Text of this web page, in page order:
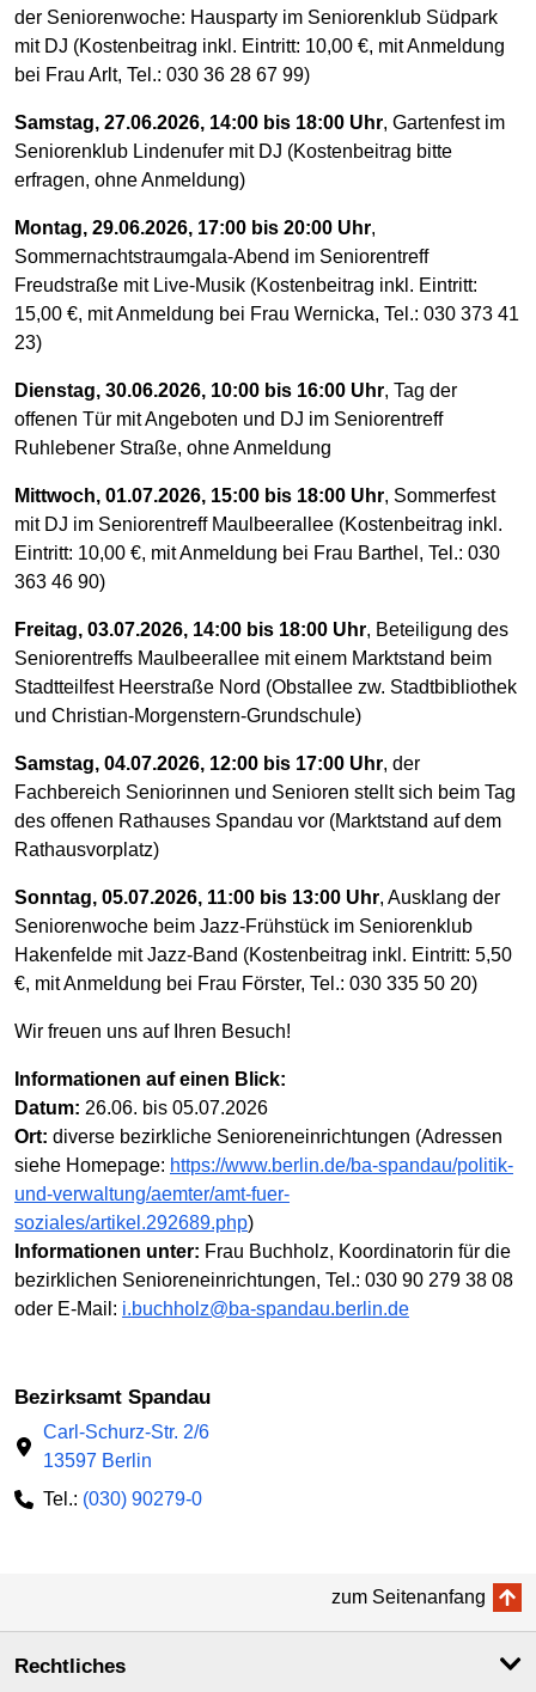
der Seniorenwoche: Hausparty im Seniorenklub Südpark
mit DJ (Kostenbeitrag inkl. Eintritt: 10,00 €, mit Anmeldung
bei Frau Arlt, Tel.: 030 36 28 67 99)
Samstag, 27.06.2026, 14:00 bis 18:00 Uhr, Gartenfest im
Seniorenklub Lindenufer mit DJ (Kostenbeitrag bitte
erfragen, ohne Anmeldung)
Montag, 29.06.2026, 17:00 bis 20:00 Uhr,
Sommernachtstraumgala-Abend im Seniorentreff
Freudstraße mit Live-Musik (Kostenbeitrag inkl. Eintritt:
15,00 €, mit Anmeldung bei Frau Wernicka, Tel.: 030 373 41
23)
Dienstag, 30.06.2026, 10:00 bis 16:00 Uhr, Tag der
offenen Tür mit Angeboten und DJ im Seniorentreff
Ruhlebener Straße, ohne Anmeldung
Mittwoch, 01.07.2026, 15:00 bis 18:00 Uhr, Sommerfest
mit DJ im Seniorentreff Maulbeerallee (Kostenbeitrag inkl.
Eintritt: 10,00 €, mit Anmeldung bei Frau Barthel, Tel.: 030
363 46 90)
Freitag, 03.07.2026, 14:00 bis 18:00 Uhr, Beteiligung des
Seniorentreffs Maulbeerallee mit einem Marktstand beim
Stadtteilfest Heerstraße Nord (Obstallee zw. Stadtbibliothek
und Christian-Morgenstern-Grundschule)
Samstag, 04.07.2026, 12:00 bis 17:00 Uhr, der
Fachbereich Seniorinnen und Senioren stellt sich beim Tag
des offenen Rathauses Spandau vor (Marktstand auf dem
Rathausvorplatz)
Sonntag, 05.07.2026, 11:00 bis 13:00 Uhr, Ausklang der
Seniorenwoche beim Jazz-Frühstück im Seniorenklub
Hakenfelde mit Jazz-Band (Kostenbeitrag inkl. Eintritt: 5,50
€, mit Anmeldung bei Frau Förster, Tel.: 030 335 50 20)
Wir freuen uns auf Ihren Besuch!
Informationen auf einen Blick:
Datum: 26.06. bis 05.07.2026
Ort: diverse bezirkliche Senioreneinrichtungen (Adressen
siehe Homepage: https://www.berlin.de/ba-spandau/politik-
und-verwaltung/aemter/amt-fuer-
soziales/artikel.292689.php)
Informationen unter: Frau Buchholz, Koordinatorin für die
bezirklichen Senioreneinrichtungen, Tel.: 030 90 279 38 08
oder E-Mail: i.buchholz@ba-spandau.berlin.de
Bezirksamt Spandau
Carl-Schurz-Str. 2/6
13597 Berlin
Tel.: (030) 90279-0
zum Seitenanfang
Rechtliches